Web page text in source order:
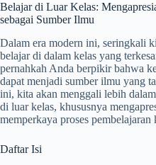
Belajar di Luar Kelas:
sebagai Sumber Ilmu
Dalam era modern ini, seringkali
belajar di dalam kelas yang
pernahkah Anda berpikir bahwa
dapat menjadi sumber ilmu yang
ini, kita akan menggali lebih
di luar kelas, khususnya
memperkaya proses pembelajaran
Daftar Isi